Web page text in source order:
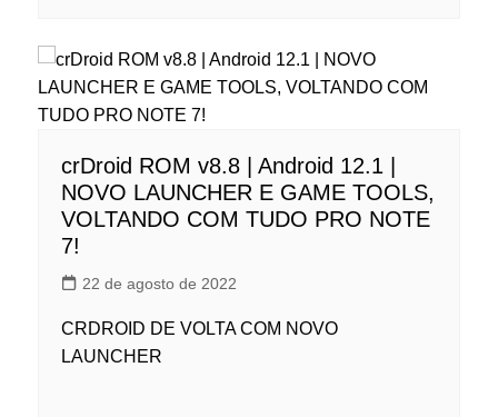
crDroid ROM v8.8 | Android 12.1 |
NOVO LAUNCHER E GAME TOOLS,
VOLTANDO COM TUDO PRO NOTE
7!
22 de agosto de 2022
CRDROID DE VOLTA COM NOVO
LAUNCHER